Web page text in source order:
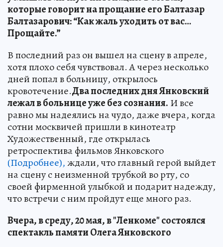
которые говорит на прощание его Балтазар
Балтазарович: “Как жаль уходить от вас…
Прощайте.”
В последний раз он вышел на сцену в апреле,
хотя плохо себя чувствовал. А через несколько
дней попал в больницу, открылось
кровотечение.Два последних дня Янковский
лежал в больнице уже без сознания. И все
равно мы надеялись на чудо, даже вчера, когда
сотни москвичей пришли в кинотеатр
Художественный, где открылась
ретроспектива фильмов Янковского
(Подробнее),ждали, что главный герой выйдет
на сцену с неизменной трубкой во рту, со
своей фирменной улыбкой и подарит надежду,
что встречи с ним пройдут еще много раз.
Вчера, в среду, 20 мая, в "Ленкоме" состоялся
спектакль памяти Олега Янковского